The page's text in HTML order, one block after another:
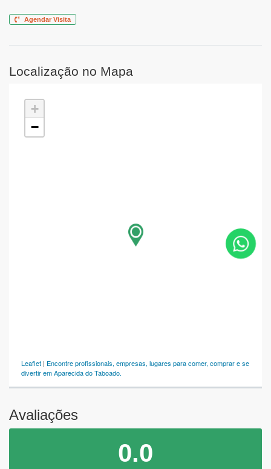
Agendar Visita
Localização no Mapa
+
−
Leaflet | Encontre profissionais, empresas, lugares para comer, comprar e se
divertir em Aparecida do Taboado.
Avaliações
0.0